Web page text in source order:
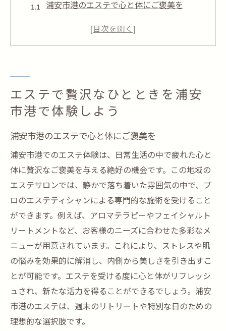
浦安市港のエステで心と体にご褒美を
至福のリラクゼーションを体感する方法
心と肌に優しいエステの選び方
心と肌を癒すエステの真髄浦安市港で感じる
訣
エステの技術がもたらす心地よさ
肌の悩みを解決する特別な施術
心身のバランスを整える癒しの時間
浦安市港で心と肌が癒される理由
隠れ家エステがもたらす至福浦安市港の魅力
静かな環境で自分だけの時間を楽しむ
浦安市港ならではの特別なエステ体験
心身を癒す隠れ家サロンの特徴
ストレス解消に最適なエステ選び
エステで贅沢なひとときを浦安
市港で体験しよう
浦安市港のエステで心と体にご褒美を
浦安市港でのエステ体験は、日常生活の中で疲れた心と
体に贅沢なご褒美を与える絶好の機会です。この地域の
エステサロンでは、静かで落ち着いた雰囲気の中で、プ
ロのエステティシャンによる専門的な施術を受けること
ができます。例えば、アロマテラピーやフェイシャルト
リートメントなど、お客様のニーズに合わせた多彩なメ
ニューが用意されています。これにより、ストレスや肌
の悩みを効果的に解消し、内側から美しさを引き出すこ
とが可能です。エステを受ける度に心と体がリフレッシ
ュされ、新たな活力を得ることができるでしょう。浦安
市港のエステは、週末のリトリートや特別な日のための
理想的な選択肢です。